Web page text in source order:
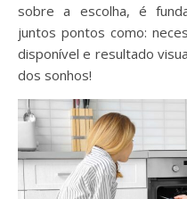
sobre a escolha, é
juntos pontos como:
disponível e resultado
dos sonhos!